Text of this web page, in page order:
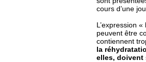
cours d’une
L’expression
peuvent être
contiennent
la
elles, doivent